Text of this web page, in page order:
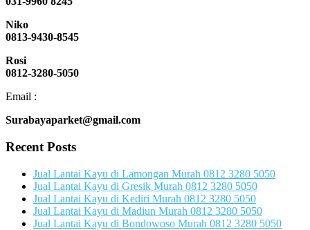
Niko
0813-9430-8545
Rosi
0812-3280-5050
Email :
Surabayaparket@gmail.com
Recent Posts
Jual Lantai Kayu di Lamongan Murah 0812 3280 5050
Jual Lantai Kayu di Gresik Murah 0812 3280 5050
Jual Lantai Kayu di Kediri Murah 0812 3280 5050
Jual Lantai Kayu di Madiun Murah 0812 3280 5050
Jual Lantai Kayu di Bondowoso Murah 0812 3280 5050